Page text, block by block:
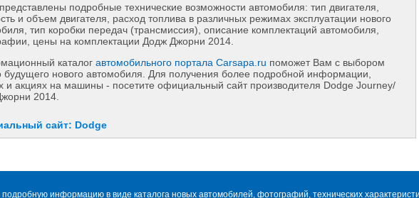
подробные технические возможности автомобиля: тип двигателя,
и объем двигателя, расход топлива в различных режимах эксплуатации нового
тип коробки передач (трансмиссия), описание комплектаций автомобиля,
цены на комплектации Додж Джорни 2014.
каталог автомобильного портала Carsapa.ru поможет Вам с выбором
будущего нового автомобиля. Для получения более подробной информации,
и акциях на машины - посетите официальный сайт производителя Dodge Journey/
2014.
сайт: Dodge
информацию в виде каталога новых автомобилей, фотографий, технических